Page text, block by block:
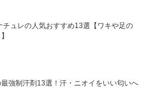
チュレの人気おすすめ13選【ワキや足の
強制汗剤13選！汗・ニオイをいい匂いへ